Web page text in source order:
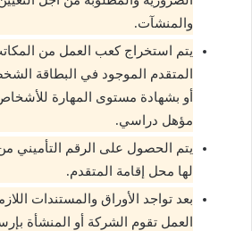
والمنشآت.
يتم استخراج كعب العمل من
المتقدم الموجود في البطاقة
أو بشهادة مستوى المهارة
مؤهل دراسي.
يتم الحصول على الرقم التأميني من
لها محل إقامة المتقدم.
بعد تواجد الأوراق والمستندات
العمل تقوم الشركة أو المنشأة